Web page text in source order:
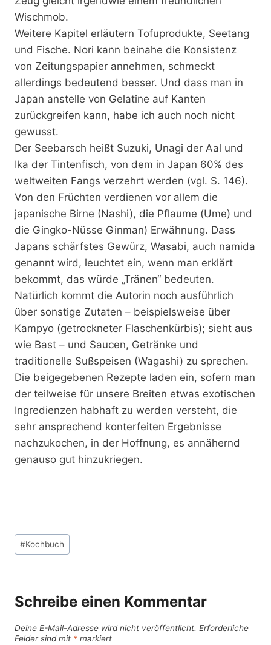
Wischmob.
Weitere Kapitel erläutern Tofuprodukte, Seetang
und Fische. Nori kann beinahe die Konsistenz
von Zeitungspapier annehmen, schmeckt
allerdings bedeutend besser. Und dass man in
Japan anstelle von Gelatine auf Kanten
zurückgreifen kann, habe ich auch noch nicht
gewusst.
Der Seebarsch heißt Suzuki, Unagi der Aal und
Ika der Tintenfisch, von dem in Japan 60% des
weltweiten Fangs verzehrt werden (vgl. S. 146).
Von den Früchten verdienen vor allem die
japanische Birne (Nashi), die Pflaume (Ume) und
die Gingko-Nüsse Ginman) Erwähnung. Dass
Japans schärfstes Gewürz, Wasabi, auch namida
genannt wird, leuchtet ein, wenn man erklärt
bekommt, das würde „Tränen“ bedeuten.
Natürlich kommt die Autorin noch ausführlich
über sonstige Zutaten – beispielsweise über
Kampyo (getrockneter Flaschenkürbis); sieht aus
wie Bast – und Saucen, Getränke und
traditionelle Sußspeisen (Wagashi) zu sprechen.
Die beigegebenen Rezepte laden ein, sofern man
der teilweise für unsere Breiten etwas exotischen
Ingredienzen habhaft zu werden versteht, die
sehr ansprechend konterfeiten Ergebnisse
nachzukochen, in der Hoffnung, es annähernd
genauso gut hinzukriegen.
Schlagworte:
#Kochbuch
Schreibe einen Kommentar
Deine E-Mail-Adresse wird nicht veröffentlicht. Erforderliche
Felder sind mit * markiert